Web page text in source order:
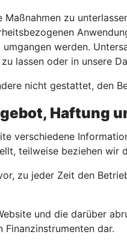
Maßnahmen zu
werden.
lassen oder in unsere
nicht gestattet, den
Haftung
verschiedene
teilweise beziehen wir
zu jeder Zeit den
und die darüber
dar.